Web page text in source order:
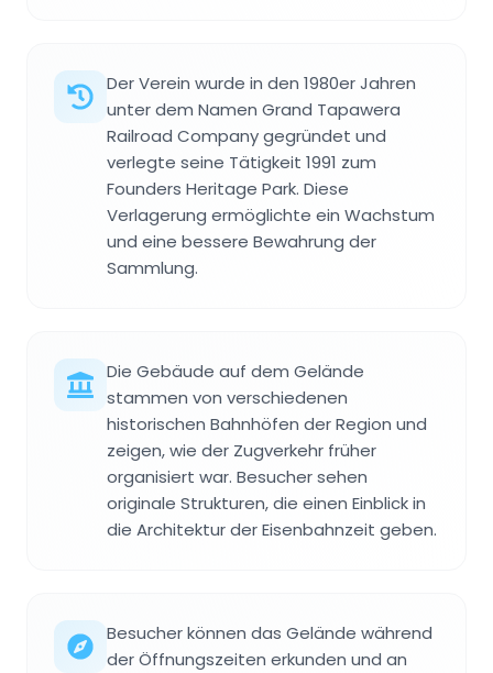
Der Verein wurde in den 1980er Jahren
unter dem Namen Grand Tapawera
Railroad Company gegründet und
verlegte seine Tätigkeit 1991 zum
Founders Heritage Park. Diese
Verlagerung ermöglichte ein Wachstum
und eine bessere Bewahrung der
Sammlung.
Die Gebäude auf dem Gelände
stammen von verschiedenen
historischen Bahnhöfen der Region und
zeigen, wie der Zugverkehr früher
organisiert war. Besucher sehen
originale Strukturen, die einen Einblick in
die Architektur der Eisenbahnzeit geben.
Besucher können das Gelände während
der Öffnungszeiten erkunden und an